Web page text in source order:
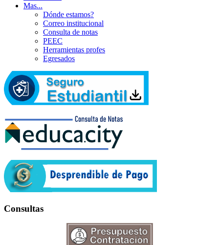
Mas...
Dónde estamos?
Correo institucional
Consulta de notas
PEEC
Herramientas profes
Egresados
Consultas